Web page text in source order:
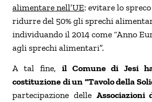
alimentare nell’UE: evitare lo
ridurre del 50% gli sprechi
individuando il 2014 come “Anno
agli sprechi alimentari”.
A tal fine, il Comune di Jesi
costituzione di un “Tavolo della
partecipazione delle Associazioni